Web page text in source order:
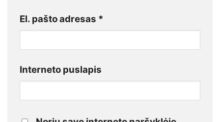
El. pašto adresas *
Interneto puslapis